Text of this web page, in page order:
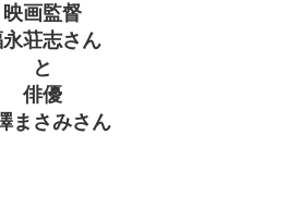
映画監督
荘志さん
と
俳優
まさみさん